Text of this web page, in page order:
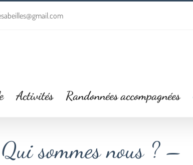
Activités Randonnées accompagnées
sommes nous ? –